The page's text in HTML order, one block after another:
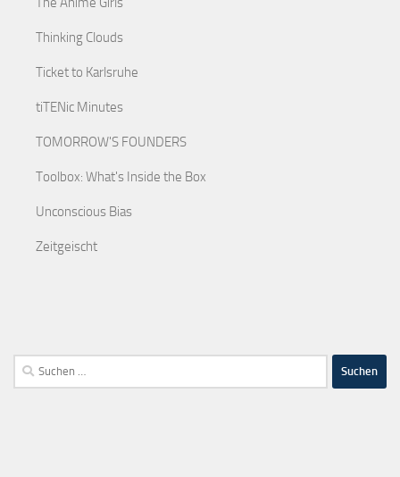
Thinking Clouds
Ticket to Karlsruhe
tiTENic Minutes
TOMORROW'S FOUNDERS
Toolbox: What's Inside the Box
Unconscious Bias
Zeitgeischt